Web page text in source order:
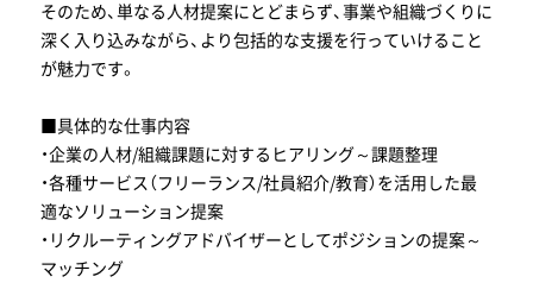
そのため、単なる人材提案にとどまらず、事業や組織づくりに
深く入り込みながら、より包括的な支援を行っていけること
が魅力です。
■具体的な仕事内容
・企業の人材/組織課題に対するヒアリング～課題整理
・各種サービス（フリーランス/社員紹介/教育）を活用した最
適なソリューション提案
・リクルーティングアドバイザーとしてポジションの提案～
マッチング